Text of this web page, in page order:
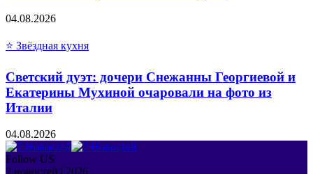
04.08.2026
⭐ Звёздная кухня
Светский дуэт: дочери Снежанны Георгиевой и
Екатерины Мухиной очаровали на фото из
Италии
04.08.2026
Follow US